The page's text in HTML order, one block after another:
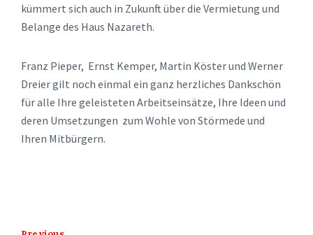
kümmert sich auch in Zukunft über die Vermietung und
Belange des Haus Nazareth.
Franz Pieper, Ernst Kemper, Martin Köster und Werner
Dreier gilt noch einmal ein ganz herzliches Dankschön
für alle Ihre geleisteten Arbeitseinsätze, Ihre Ideen und
deren Umsetzungen zum Wohle von Störmede und
Ihren Mitbürgern.